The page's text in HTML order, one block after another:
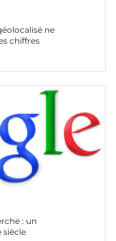
ne
chiffres
: un
siècle